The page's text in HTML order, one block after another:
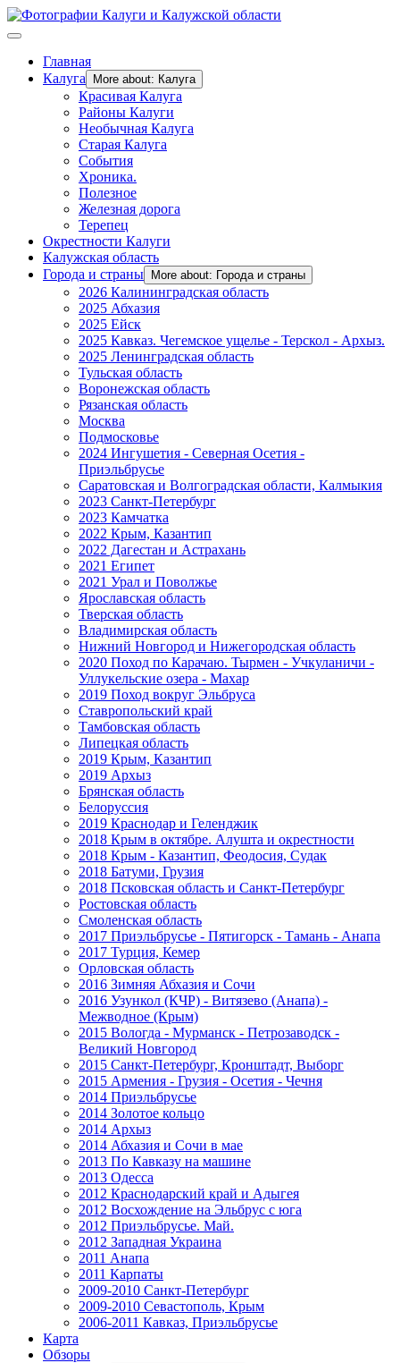
Главная
Калуга
More about: Калуга
Красивая Калуга
Районы Калуги
Необычная Калуга
Старая Калуга
События
Хроника.
Полезное
Железная дорога
Терепец
Окрестности Калуги
Калужская область
Города и страны
More about: Города и страны
2026 Калининградская область
2025 Абхазия
2025 Ейск
2025 Кавказ. Чегемское ущелье - Терскол - Архыз.
2025 Ленинградская область
Тульская область
Воронежская область
Рязанская область
Москва
Подмосковье
2024 Ингушетия - Северная Осетия -
Приэльбрусье
Саратовская и Волгоградская области, Калмыкия
2023 Санкт-Петербург
2023 Камчатка
2022 Крым, Казантип
2022 Дагестан и Астрахань
2021 Египет
2021 Урал и Поволжье
Ярославская область
Тверская область
Владимирская область
Нижний Новгород и Нижегородская область
2020 Поход по Карачаю. Тырмен - Учкуланичи -
Уллукельские озера - Махар
2019 Поход вокруг Эльбруса
Ставропольский край
Тамбовская область
Липецкая область
2019 Крым, Казантип
2019 Архыз
Брянская область
Белоруссия
2019 Краснодар и Геленджик
2018 Крым в октябре. Алушта и окрестности
2018 Крым - Казантип, Феодосия, Судак
2018 Батуми, Грузия
2018 Псковская область и Санкт-Петербург
Ростовская область
Смоленская область
2017 Приэльбрусье - Пятигорск - Тамань - Анапа
2017 Турция, Кемер
Орловская область
2016 Зимняя Абхазия и Сочи
2016 Узункол (КЧР) - Витязево (Анапа) -
Межводное (Крым)
2015 Вологда - Мурманск - Петрозаводск -
Великий Новгород
2015 Санкт-Петербург, Кронштадт, Выборг
2015 Армения - Грузия - Осетия - Чечня
2014 Приэльбрусье
2014 Золотое кольцо
2014 Архыз
2014 Абхазия и Сочи в мае
2013 По Кавказу на машине
2013 Одесса
2012 Краснодарский край и Адыгея
2012 Восхождение на Эльбрус с юга
2012 Приэльбрусье. Май.
2012 Западная Украина
2011 Анапа
2011 Карпаты
2009-2010 Санкт-Петербург
2009-2010 Севастополь, Крым
2006-2011 Кавказ, Приэльбрусье
Карта
Обзоры